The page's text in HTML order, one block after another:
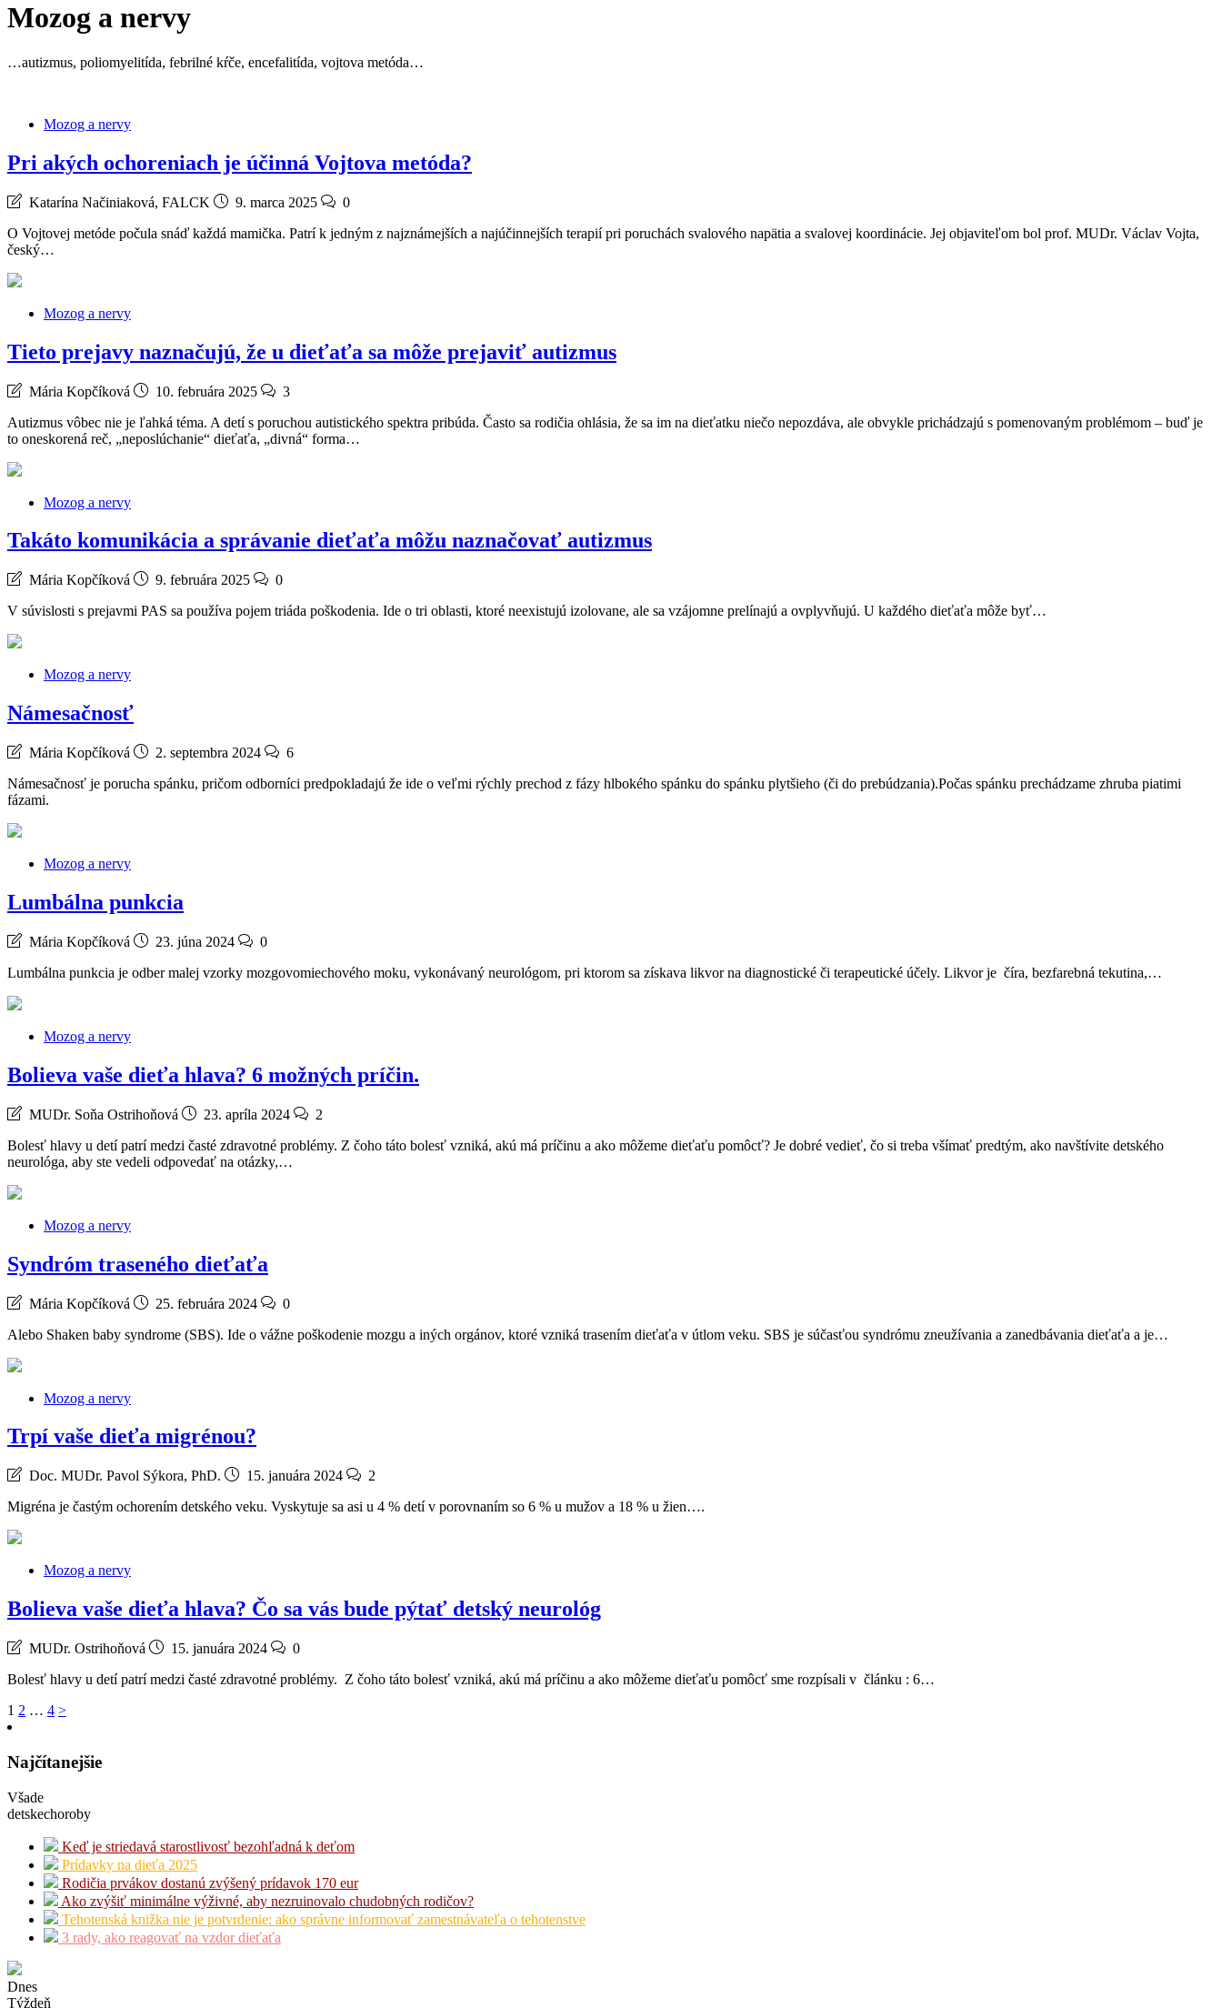
Mozog a nervy
…autizmus, poliomyelitída, febrilné kŕče, encefalitída, vojtova metóda…
Mozog a nervy
Pri akých ochoreniach je účinná Vojtova metóda?
Katarína Načiniaková, FALCK 9. marca 2025
0
O Vojtovej metóde počula snáď každá mamička. Patrí k jedným z najznámejších a najúčinnejších terapií pri poruchách svalového napätia a svalovej koordinácie. Jej objaviteľom bol prof. MUDr. Václav Vojta,
český…
Mozog a nervy
Tieto prejavy naznačujú, že u dieťaťa sa môže prejaviť autizmus
Mária Kopčíková 10. februára 2025
3
Autizmus vôbec nie je ľahká téma. A detí s poruchou autistického spektra pribúda. Často sa rodičia ohlásia, že sa im na dieťatku niečo nepozdáva, ale obvykle prichádzajú s pomenovaným problémom – buď je
to oneskorená reč, „neposlúchanie“ dieťaťa, „divná“ forma…
Mozog a nervy
Takáto komunikácia a správanie dieťaťa môžu naznačovať autizmus
Mária Kopčíková 9. februára 2025
0
V súvislosti s prejavmi PAS sa používa pojem triáda poškodenia. Ide o tri oblasti, ktoré neexistujú izolovane, ale sa vzájomne prelínajú a ovplyvňujú. U každého dieťaťa môže byť…
Mozog a nervy
Námesačnosť
Mária Kopčíková 2. septembra 2024
6
Námesačnosť je porucha spánku, pričom odborníci predpokladajú že ide o veľmi rýchly prechod z fázy hlbokého spánku do spánku plytšieho (či do prebúdzania).Počas spánku prechádzame zhruba piatimi
fázami.
Mozog a nervy
Lumbálna punkcia
Mária Kopčíková 23. júna 2024
0
Lumbálna punkcia je odber malej vzorky mozgovomiechového moku, vykonávaný neurológom, pri ktorom sa získava likvor na diagnostické či terapeutické účely. Likvor je číra, bezfarebná tekutina,…
Mozog a nervy
Bolieva vaše dieťa hlava? 6 možných príčin.
MUDr. Soňa Ostrihoňová 23. apríla 2024
2
Bolesť hlavy u detí patrí medzi časté zdravotné problémy. Z čoho táto bolesť vzniká, akú má príčinu a ako môžeme dieťaťu pomôcť? Je dobré vedieť, čo si treba všímať predtým, ako navštívite detského
neurológa, aby ste vedeli odpovedať na otázky,…
Mozog a nervy
Syndróm traseného dieťaťa
Mária Kopčíková 25. februára 2024
0
Alebo Shaken baby syndrome (SBS). Ide o vážne poškodenie mozgu a iných orgánov, ktoré vzniká trasením dieťaťa v útlom veku. SBS je súčasťou syndrómu zneužívania a zanedbávania dieťaťa a je…
Mozog a nervy
Trpí vaše dieťa migrénou?
Doc. MUDr. Pavol Sýkora, PhD. 15. januára 2024
2
Migréna je častým ochorením detského veku. Vyskytuje sa asi u 4 % detí v porovnaním so 6 % u mužov a 18 % u žien….
Mozog a nervy
Bolieva vaše dieťa hlava? Čo sa vás bude pýtať detský neurológ
MUDr. Ostrihoňová 15. januára 2024
0
Bolesť hlavy u detí patrí medzi časté zdravotné problémy. Z čoho táto bolesť vzniká, akú má príčinu a ako môžeme dieťaťu pomôcť sme rozpísali v článku : 6…
Stránkovanie
1 2 … 4 >
Najčítanejšie
Všade
detskechoroby
Keď je striedavá starostlivosť bezohľadná k deťom
Prídavky na dieťa 2025
Rodičia prvákov dostanú zvýšený prídavok 170 eur
Ako zvýšiť minimálne výživné, aby nezruinovalo chudobných rodičov?
Tehotenská knižka nie je potvrdenie: ako správne informovať zamestnávateľa o tehotenstve
3 rady, ako reagovať na vzdor dieťaťa
Dnes
Týždeň